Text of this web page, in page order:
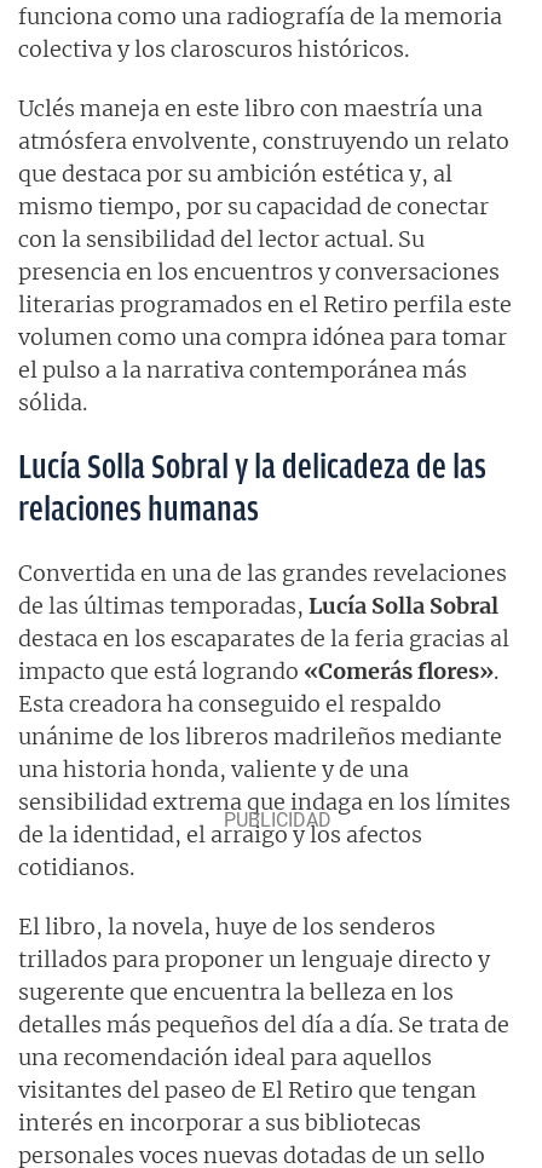
funciona como una radiografía de la memoria
colectiva y los claroscuros históricos.
Uclés maneja en este libro con maestría una
atmósfera envolvente, construyendo un relato
que destaca por su ambición estética y, al
mismo tiempo, por su capacidad de conectar
con la sensibilidad del lector actual. Su
presencia en los encuentros y conversaciones
literarias programados en el Retiro perfila este
volumen como una compra idónea para tomar
el pulso a la narrativa contemporánea más
sólida.
Lucía Solla Sobral y la delicadeza de las
relaciones humanas
Convertida en una de las grandes revelaciones
de las últimas temporadas, Lucía Solla Sobral
destaca en los escaparates de la feria gracias al
impacto que está logrando «Comerás flores».
Esta creadora ha conseguido el respaldo
unánime de los libreros madrileños mediante
una historia honda, valiente y de una
sensibilidad extrema que indaga en los límites
de la identidad, el arraigo y los afectos
cotidianos.
El libro, la novela, huye de los senderos
trillados para proponer un lenguaje directo y
sugerente que encuentra la belleza en los
detalles más pequeños del día a día. Se trata de
una recomendación ideal para aquellos
visitantes del paseo de El Retiro que tengan
interés en incorporar a sus bibliotecas
personales voces nuevas dotadas de un sello